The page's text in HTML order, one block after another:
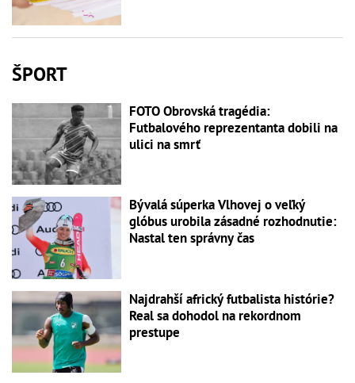
ŠPORT
FOTO Obrovská tragédia:
Futbalového reprezentanta dobili na
ulici na smrť
Bývalá súperka Vlhovej o veľký
glóbus urobila zásadné rozhodnutie:
Nastal ten správny čas
Najdrahší africký futbalista histórie?
Real sa dohodol na rekordnom
prestupe